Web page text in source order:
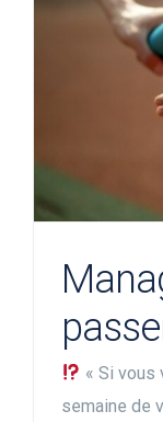
« Si vous
semaine de